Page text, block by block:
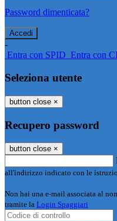
Password dimenticata?
-
Entra con SPID Entra con
Seleziona utente
button close ×
Recupero password
button close ×
all'indirizzo indicato con le
Non hai una e-mail associata al
tramite la Login Spaggiari